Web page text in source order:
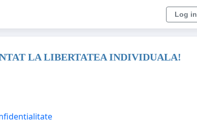
Log in
LA LIBERTATEA INDIVIDUALA!